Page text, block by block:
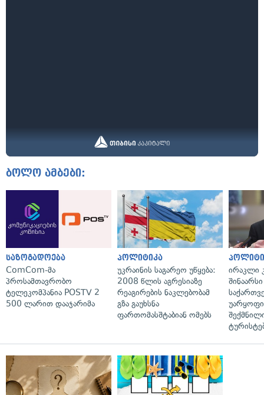
ბოლო ამბები:
საზოგადოება
ComCom-მა
პროსამთავრობო
ტელეკომპანია POSTV 2
500 ლარით დააჯარიმა
პოლიტიკა
უკრაინის საგარეო უწყება:
2008 წლის აგრესიაზე
რეაგირების ნაკლებობამ
გზა გაუხსნა
ფართომასშტაბიან ომებს
ირაკლი